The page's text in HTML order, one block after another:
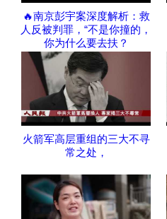
🔥南京彭宇案深度解析：救
人反被判罪，“不是你撞的，
你为什么要去扶？
火箭军高层重组的三大不寻
常之处，